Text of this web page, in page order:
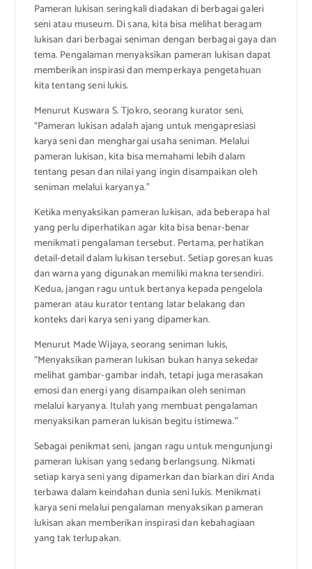
Pameran lukisan seringkali diadakan di berbagai galeri
seni atau museum. Di sana, kita bisa melihat beragam
lukisan dari berbagai seniman dengan berbagai gaya dan
tema. Pengalaman menyaksikan pameran lukisan dapat
memberikan inspirasi dan memperkaya pengetahuan
kita tentang seni lukis.
Menurut Kuswara S. Tjokro, seorang kurator seni,
“Pameran lukisan adalah ajang untuk mengapresiasi
karya seni dan menghargai usaha seniman. Melalui
pameran lukisan, kita bisa memahami lebih dalam
tentang pesan dan nilai yang ingin disampaikan oleh
seniman melalui karyanya.”
Ketika menyaksikan pameran lukisan, ada beberapa hal
yang perlu diperhatikan agar kita bisa benar-benar
menikmati pengalaman tersebut. Pertama, perhatikan
detail-detail dalam lukisan tersebut. Setiap goresan kuas
dan warna yang digunakan memiliki makna tersendiri.
Kedua, jangan ragu untuk bertanya kepada pengelola
pameran atau kurator tentang latar belakang dan
konteks dari karya seni yang dipamerkan.
Menurut Made Wijaya, seorang seniman lukis,
“Menyaksikan pameran lukisan bukan hanya sekedar
melihat gambar-gambar indah, tetapi juga merasakan
emosi dan energi yang disampaikan oleh seniman
melalui karyanya. Itulah yang membuat pengalaman
menyaksikan pameran lukisan begitu istimewa.”
Sebagai penikmat seni, jangan ragu untuk mengunjungi
pameran lukisan yang sedang berlangsung. Nikmati
setiap karya seni yang dipamerkan dan biarkan diri Anda
terbawa dalam keindahan dunia seni lukis. Menikmati
karya seni melalui pengalaman menyaksikan pameran
lukisan akan memberikan inspirasi dan kebahagiaan
yang tak terlupakan.